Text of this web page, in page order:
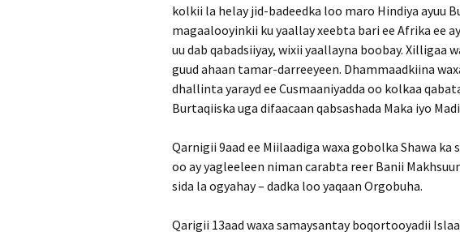
kolkii la helay jid-badeedka loo maro Hindiya ayuu
magaalooyinkii ku yaallay xeebta bari ee Afrika ee
uu dab qabadsiiyay, wixii yaallayna boobay. Xilligaa
guud ahaan tamar-darreeyeen. Dhammaadkiina
dhallinta yarayd ee Cusmaaniyadda oo kolkaa
Burtaqiiska uga difaacaan qabsashada Maka iyo
Qarnigii 9aad ee Miilaadiga waxa gobolka Shawa
oo ay yagleeleen niman carabta reer Banii
sida la ogyahay – dadka loo yaqaan Orgobuha.
Qarigii 13aad waxa samaysantay boqortooyadii